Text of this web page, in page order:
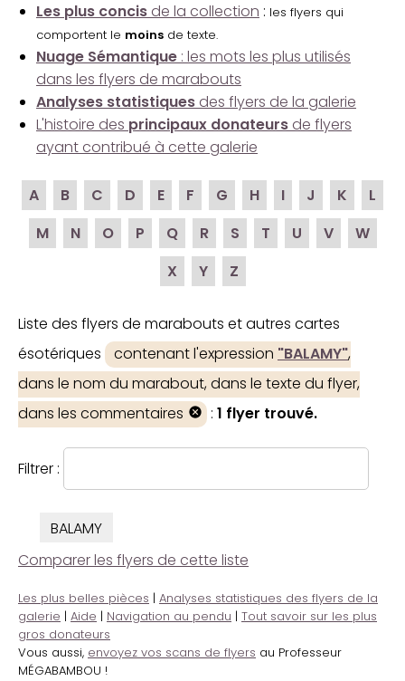
Les plus concis de la collection : les flyers qui
comportent le moins de texte.
Nuage Sémantique : les mots les plus utilisés
dans les flyers de marabouts
Analyses statistiques des flyers de la galerie
L'histoire des principaux donateurs de flyers
ayant contribué à cette galerie
A B C D E F G H I J K
L
M
N O P Q R S T U V
W
X
Y Z
Liste des flyers de marabouts et autres cartes
ésotériques
contenant l'expression "BALAMY",
dans le nom du marabout, dans le texte du flyer,
dans les commentaires
: 1 flyer trouvé.
Filtrer :
BALAMY
Comparer les flyers de cette liste
Les plus belles pièces | Analyses statistiques des flyers de la
galerie | Aide | Navigation au pendu | Tout savoir sur les plus
gros donateurs
Vous aussi, envoyez vos scans de flyers au Professeur
MÉGABAMBOU !